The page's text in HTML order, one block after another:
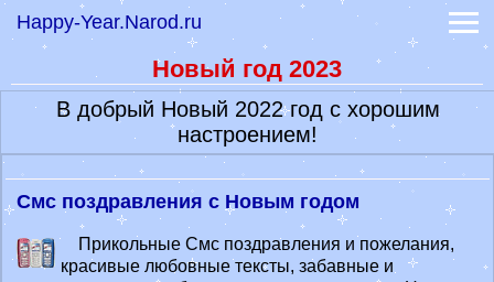
Новый год 2023
В добрый Новый 2022 год с хорошим
настроением!
Смс поздравления с Новым годом
Прикольные Смс поздравления и пожелания,
красивые любовные тексты, забавные и
Happy-Year.Narod.ruПрикольные смс
Гадание онлайн
Книга судеб
-Книга перемен
Гороскопы
Гороскоп на сегодня
-
Лунный календарь 2022
Значение имени
Сонник
Обои на заставку